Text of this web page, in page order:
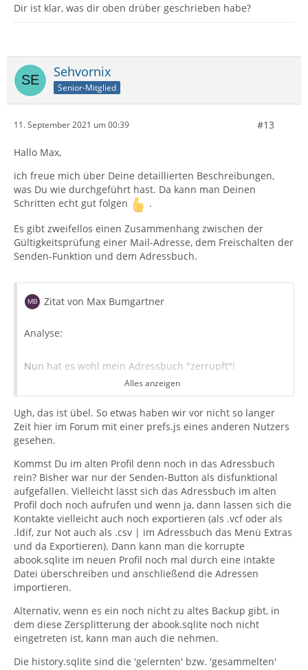
Dir ist klar, was dir oben drüber geschrieben habe?
Sehvornix
Senior-Mitglied
11. September 2021 um 00:39 #13
Hallo Max,
ich freue mich über Deine detaillierten Beschreibungen,
was Du wie durchgeführt hast. Da kann man Deinen
Schritten echt gut folgen
.
Es gibt zweifellos einen Zusammenhang zwischen der
Gültigkeitsprüfung einer Mail-Adresse, dem Freischalten der
Senden-Funktion und dem Adressbuch.
Zitat von Max Bumgartner
Analyse:
Nun hat es wohl mein Adressbuch "zerrupft"!
Wenn ich im "alten" Thunderbird-Profil nach abook*.*
suche, erhalte ich
abook.mab
abook.mab.bak
abook.sqlite
abook.v2-1.sqlite
...
abook.v2-4027.sqlite
abook.v2-4028.sqlite
Alles anzeigen
Ugh, das ist übel. So etwas haben wir vor nicht so langer
Zeit hier im Forum mit einer prefs.js eines anderen Nutzers
gesehen.
Kommst Du im alten Profil denn noch in das Adressbuch
rein? Bisher war nur der Senden-Button als disfunktional
aufgefallen. Vielleicht lässt sich das Adressbuch im alten
Profil doch noch aufrufen und wenn ja, dann lassen sich die
Kontakte vielleicht auch noch exportieren (als .vcf oder als
.ldif, zur Not auch als .csv | im Adressbuch das Menü Extras
und da Exportieren). Dann kann man die korrupte
abook.sqlite im neuen Profil noch mal durch eine intakte
Datei überschreiben und anschließend die Adressen
importieren.
Alternativ, wenn es ein noch nicht zu altes Backup gibt, in
dem diese Zersplitterung der abook.sqlite noch nicht
eingetreten ist, kann man auch die nehmen.
Die history.sqlite sind die 'gelernten' bzw. 'gesammelten'